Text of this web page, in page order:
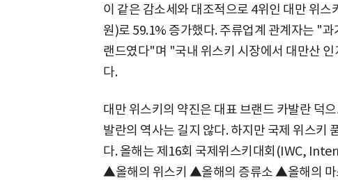
이 같은 감소세와 대조적으로 4위인 대만 위
원)로 59.1% 증가했다. 주류업계 관계자는 "
랜드였다"며 "국내 위스키 시장에서 대만산
다.
대만 위스키의 약진은 대표 브랜드 카발란 덕
발란의 역사는 길지 않다. 하지만 국제 위스키
다. 올해는 제16회 국제위스키대회(IWC,
▲올해의 위스키 ▲올해의 증류소 ▲올해의 마